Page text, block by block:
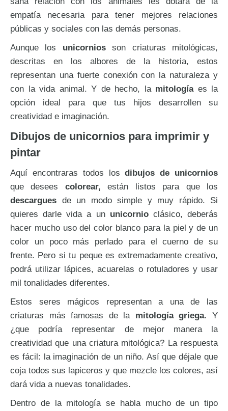
empatía necesaria para tener mejores relaciones
públicas y sociales con las demás personas.
Aunque los unicorniosson criaturas mitológicas,
descritas en los albores de la historia, estos
representan una fuerte conexión con la naturaleza y
con la vida animal. Y de hecho, la mitologíaes la
opción ideal para que tus hijos desarrollen su
creatividad e imaginación.
Dibujos de unicornios para imprimir y
pintar
Aquí encontraras todos losdibujos de unicornios
que desees colorear, están listos para que los
descargues de un modo simple y muy rápido. Si
quieres darle vida a un unicornio clásico, deberás
hacer mucho uso del color blanco para la piel y de un
color un poco más perlado para el cuerno de su
frente. Pero si tu peque es extremadamente creativo,
podrá utilizar lápices, acuarelas o rotuladores y usar
mil tonalidades diferentes.
Estos seres mágicos representan a una de las
criaturas más famosas de la mitología griega. Y
¿que podría representar de mejor manera la
creatividad que una criatura mitológica? La respuesta
es fácil: la imaginación de un niño. Así que déjale que
coja todos sus lapiceros y que mezcle los colores, así
dará vida a nuevas tonalidades.
Dentro de la mitología se habla mucho de un tipo